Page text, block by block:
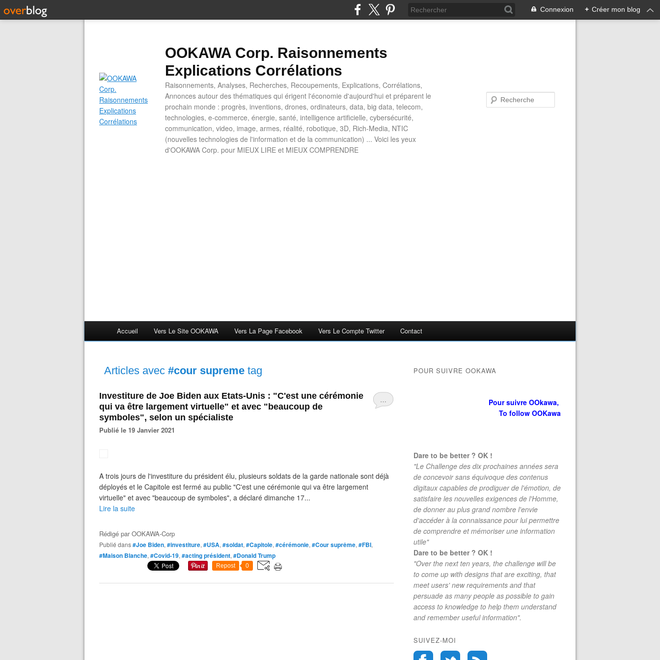
Connexion + Créer mon blog
OOKAWA Corp. Raisonnements
Explications Corrélations
Raisonnements, Analyses, Recherches, Recoupements, Explications, Corrélations,
Annonces autour des thématiques qui érigent l'économie d'aujourd'hui et préparent le
prochain monde : progrès, inventions, drones, ordinateurs, data, big data, telecom,
technologies, e-commerce, énergie, santé, intelligence artificielle, cybersécurité,
communication, video, image, armes, réalité, robotique, 3D, Rich-Media, NTIC
(nouvelles technologies de l'information et de la communication) ... Voici les yeux
d'OOKAWA Corp. pour MIEUX LIRE et MIEUX COMPRENDRE
Accueil Vers Le Site OOKAWA Vers La Page Facebook Vers Le Compte Twitter Contact
Articles avec #cour supreme tag
…
Investiture de Joe Biden aux Etats-Unis : "C'est une cérémonie
qui va être largement virtuelle" et avec "beaucoup de
symboles", selon un spécialiste
Publié le 19 Janvier 2021
A trois jours de l'investiture du président élu, plusieurs soldats de la garde nationale sont déjà
déployés et le Capitole est fermé au public "C'est une cérémonie qui va être largement
virtuelle" et avec "beaucoup de symboles", a déclaré dimanche 17...
Lire la suite
Rédigé parOOKAWA-Corp
Publié dans#Joe Biden, #investiture, #USA, #soldat, #Capitole, #cérémonie, #Cour suprême, #FBI,
#Maison Blanche, #Covid-19, #acting président, #Donald Trump
Repost 0
POUR SUIVRE OOKAWA
Pour suivre OOkawa,
To follow OOKawa
Dare to be better ? OK !
"Le Challenge des dix prochaines années sera
de concevoir sans équivoque des contenus
digitaux capables de prodiguer de l'émotion, de
satisfaire les nouvelles exigences de l'Homme,
de donner au plus grand nombre l'envie
d'accéder à la connaissance pour lui permettre
de comprendre et mémoriser une information
utile"
Dare to be better ? OK !
"Over the next ten years, the challenge will be
to come up with designs that are exciting, that
meet users' new requirements and that
persuade as many people as possible to gain
access to knowledge to help them understand
and remember useful information".
SUIVEZ-MOI